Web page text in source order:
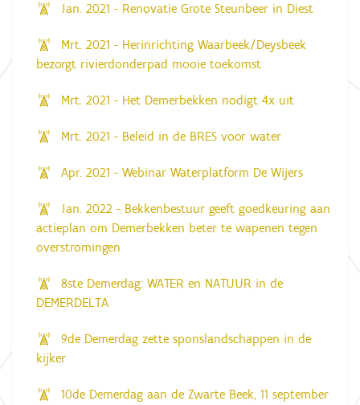
Jan. 2021 - Renovatie Grote Steunbeer in Diest
Mrt. 2021 - Herinrichting Waarbeek/Deysbeek
bezorgt rivierdonderpad mooie toekomst
Mrt. 2021 - Het Demerbekken nodigt 4x uit
Mrt. 2021 - Beleid in de BRES voor water
Apr. 2021 - Webinar Waterplatform De Wijers
Jan. 2022 - Bekkenbestuur geeft goedkeuring aan
actieplan om Demerbekken beter te wapenen tegen
overstromingen
8ste Demerdag: WATER en NATUUR in de
DEMERDELTA
9de Demerdag zette sponslandschappen in de
kijker
10de Demerdag aan de Zwarte Beek, 11 september